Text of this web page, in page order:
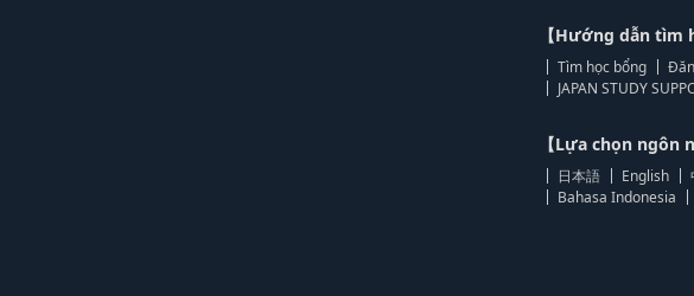
【Hướng dẫn tìm
Tìm học bổng
JAPAN STUDY
【Lựa chọn ngôn
日本語 English
Bahasa Indonesia